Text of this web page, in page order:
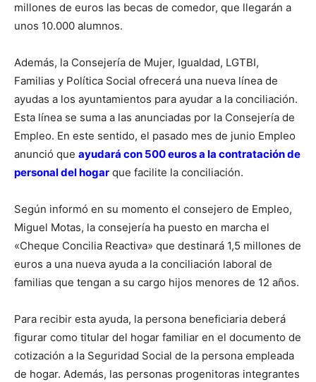
millones de euros las becas de comedor, que llegarán a
unos 10.000 alumnos.
Además, la Consejería de Mujer, Igualdad, LGTBI,
Familias y Política Social ofrecerá una nueva línea de
ayudas a los ayuntamientos para ayudar a la conciliación.
Esta línea se suma a las anunciadas por la Consejería de
Empleo. En este sentido, el pasado mes de junio Empleo
anunció que ayudará con 500 euros a la contratación de
personal del hogar que facilite la conciliación.
Según informó en su momento el consejero de Empleo,
Miguel Motas, la consejería ha puesto en marcha el
«Cheque Concilia Reactiva» que destinará 1,5 millones de
euros a una nueva ayuda a la conciliación laboral de
familias que tengan a su cargo hijos menores de 12 años.
Para recibir esta ayuda, la persona beneficiaria deberá
figurar como titular del hogar familiar en el documento de
cotización a la Seguridad Social de la persona empleada
de hogar. Además, las personas progenitoras integrantes